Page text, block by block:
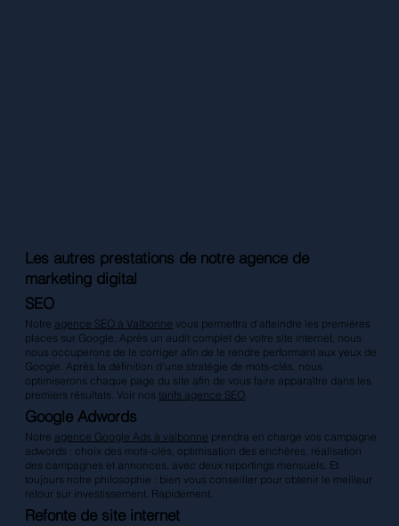
Les autres prestations de notre agence de
marketing digital
SEO
Notre agence SEO à Valbonne vous permettra d'atteindre les premières
places sur Google. Après un audit complet de votre site internet, nous
nous occuperons de le corriger afin de le rendre performant aux yeux de
Google. Après la définition d'une stratégie de mots-clés, nous
optimiserons chaque page du site afin de vous faire apparaître dans les
premiers résultats. Voir nos tarifs agence SEO.
Google Adwords
Notre agence Google Ads à valbonne prendra en charge vos campagne
adwords : choix des mots-clés, optimisation des enchères, réalisation
des campagnes et annonces, avec deux reportings mensuels. Et
toujours notre philosophie : bien vous conseiller pour obtenir le meilleur
retour sur investissement. Rapidement.
Refonte de site internet